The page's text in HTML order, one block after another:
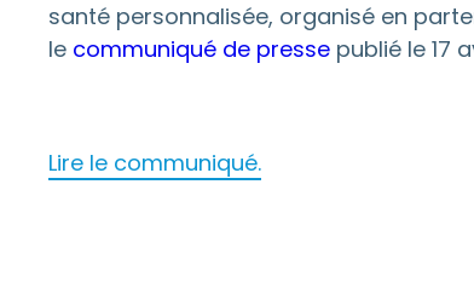
santé personnalisée, organisé en
le communiqué de presse publié le 17
Lire le communiqué.